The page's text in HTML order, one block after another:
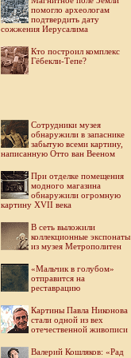
помогло археологам
подтвердить дату
сожжения Иерусалима
Кто построил комплекс
Гёбекли-Тепе?
Cотрудники музея
обнаружили в запаснике
забытую всеми картину,
написанную Отто ван Вееном
При отделке помещения
модного магазина
обнаружили огромную
картину XVII века
В сеть выложили
коллекционные экспонаты
из музея Метрополитен
«Мальчик в голубом»
отправится на
реставрацию
Картины Павла Никонова
стали одной из вех
отечественной живописи
Валерий Кошляков: «Рад